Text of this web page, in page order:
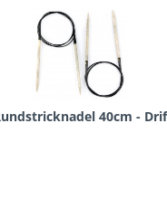
40cm -